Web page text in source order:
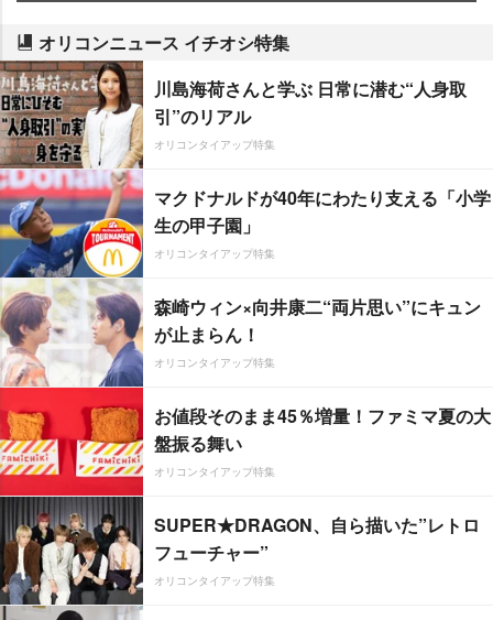
オリコンニュース イチオシ特集
川島海荷さんと学ぶ 日常に潜む“人身取
引”のリアル
オリコンタイアップ特集
マクドナルドが40年にわたり支える「小学
生の甲子園」
オリコンタイアップ特集
森崎ウィン×向井康二“両片思い”にキュン
が止まらん！
オリコンタイアップ特集
お値段そのまま45％増量！ファミマ夏の大
盤振る舞い
オリコンタイアップ特集
SUPER★DRAGON、自ら描いた”レトロ
フューチャー”
オリコンタイアップ特集